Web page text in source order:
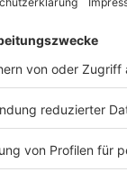
gesteht der
Tiere.
enden.